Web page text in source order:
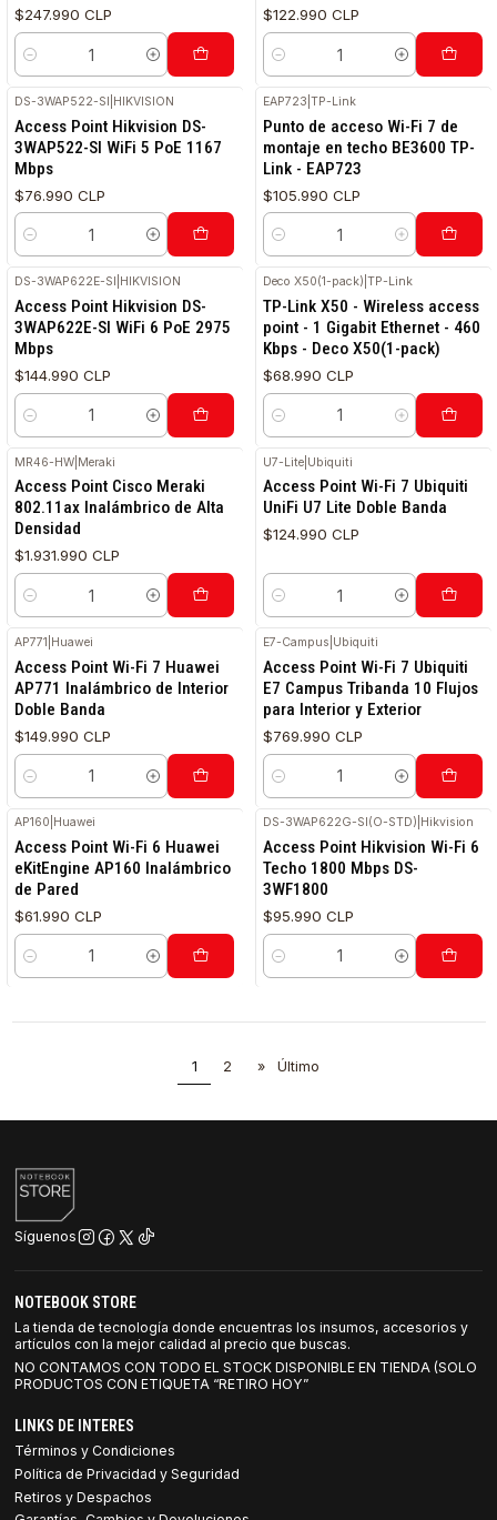
$247.990 CLP
Cantidad
$122.990 CLP
Cantidad
DS-3WAP522-SI HIKVISION
Access Point Hikvision DS-
3WAP522-SI WiFi 5 PoE 1167
Mbps
$76.990 CLP
Cantidad
EAP723 |TP-Link
Punto de acceso Wi-Fi 7 de
montaje en techo BE3600 TP-
Link - EAP723
$105.990 CLP
Cantidad
DS-3WAP622E-SI HIKVISION
Access Point Hikvision DS-
3WAP622E-SI WiFi 6 PoE 2975
Mbps
$144.990 CLP
Cantidad
Deco X50(1-pack) |TP-Link
TP-Link X50 - Wireless access
point - 1 Gigabit Ethernet - 460
Kbps - Deco X50(1-pack)
$68.990 CLP
Cantidad
MR46-HW Meraki
Access Point Cisco Meraki
802.11ax Inalámbrico de Alta
Densidad
$1.931.990 CLP
Cantidad
U7-Lite Ubiquiti
Access Point Wi-Fi 7 Ubiquiti
UniFi U7 Lite Doble Banda
$124.990 CLP
Cantidad
AP771 Huawei
Access Point Wi-Fi 7 Huawei
AP771 Inalámbrico de Interior
Doble Banda
$149.990 CLP
Cantidad
E7-Campus Ubiquiti
Access Point Wi-Fi 7 Ubiquiti
E7 Campus Tribanda 10 Flujos
para Interior y Exterior
$769.990 CLP
Cantidad
AP160 Huawei
Access Point Wi-Fi 6 Huawei
eKitEngine AP160 Inalámbrico
de Pared
$61.990 CLP
Cantidad
DS-3WAP622G-SI(O-STD) Hikvision
Access Point Hikvision Wi-Fi 6
Techo 1800 Mbps DS-
3WF1800
$95.990 CLP
Cantidad
1 2 » Último
Síguenos
NOTEBOOK STORE
La tienda de tecnología donde encuentras los insumos, accesorios y
artículos con la mejor calidad al precio que buscas.
NO CONTAMOS CON TODO EL STOCK DISPONIBLE EN TIENDA (SOLO
PRODUCTOS CON ETIQUETA “RETIRO HOY”
LINKS DE INTERES
Términos y Condiciones
Política de Privacidad y Seguridad
Retiros y Despachos